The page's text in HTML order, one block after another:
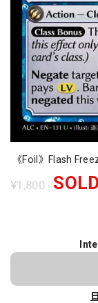
《Foil》Flash
¥1,800